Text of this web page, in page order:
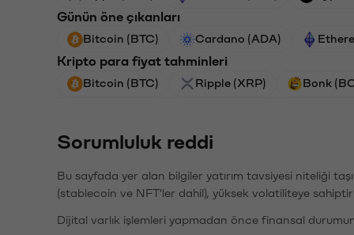
Günün öne çıkanları
Bitcoin (BTC) Cardano (ADA)
Kripto para fiyat tahminleri
Bitcoin (BTC) Ripple (XRP) Bonk
Sorumluluk reddi
Bu sayfada yer alan bilgiler yatırım tavsiyesi niteliği
(stablecoin ve NFT'ler dahil), yüksek volatiliteye
Dijital varlık işlemleri yapmadan önce finansal